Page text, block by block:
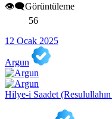
👁️‍🗨️Görüntüleme
56
12 Ocak 2025
Argun
Hilye-i Saadet (Resulullahın